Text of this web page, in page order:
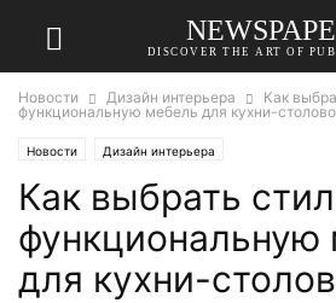
DISCOVER THE ART OF
Новости Дизайн интерьера
Как
функциональную мебель для кухни-
Новости Дизайн интерьера
Как выбрать
функциональную
для кухни-